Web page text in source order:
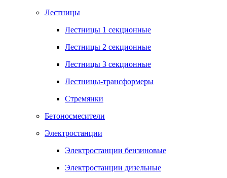
Лестницы
Лестницы 1 секционные
Лестницы 2 секционные
Лестницы 3 секционные
Лестницы-трансформеры
Стремянки
Бетоносмесители
Электростанции
Электростанции бензиновые
Электростанции дизельные